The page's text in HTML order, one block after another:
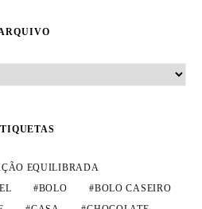
EQUILIBRADA
BOLO
BOLO CASEIRO